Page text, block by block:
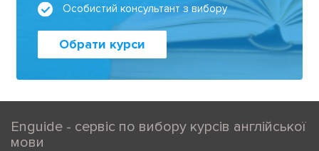
Особистий консультант з вибору
Обрати курси
Enguide - сервіс по вибору курсів англійської
мови